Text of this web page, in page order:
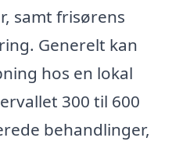
samt frisørens
Generelt kan
hos en lokal
300 til 600
behandlinger,